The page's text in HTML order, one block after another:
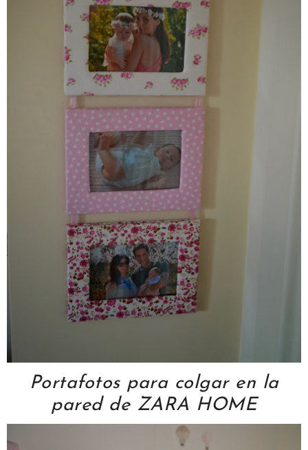
Portafotos para colgar en la
pared de ZARA HOME